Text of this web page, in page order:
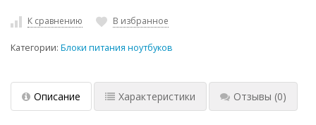
К сравнению В избранное
Категории: Блоки питания ноутбуков
Описание Характеристики Отзывы (0)